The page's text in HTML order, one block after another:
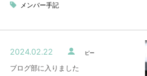
メンバー手記
2024.02.22 ピー
ブログ部に入りました